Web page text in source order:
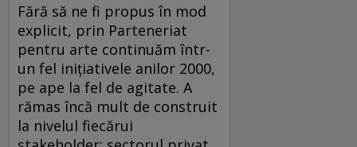
Fără să ne fi propus în mod
explicit, prin Parteneriat
pentru arte continuăm într-
un fel iniţiativele anilor 2000,
pe ape la fel de agitate. A
rămas încă mult de construit
la nivelul fiecărui